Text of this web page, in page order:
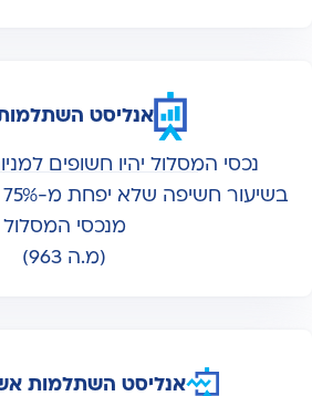
אנליסט
נכסי המסלול יהיו חשופים
מנכסי המסלול
(מ.ה 963)
אנליסט השתלמות